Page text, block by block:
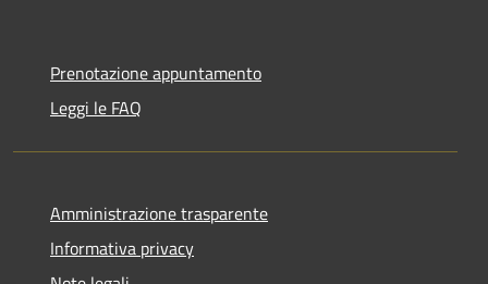
Prenotazione appuntamento
Leggi le FAQ
Amministrazione trasparente
Informativa privacy